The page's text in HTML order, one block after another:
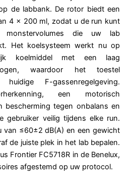
de labbank. De rotor biedt een
4 x 200 ml, zodat u de run kunt
die uw lab
Het koelsysteem werkt nu op
koelmiddel met een laag
waardoor het toestel
F-gassenregelgeving.
een motorisch
bescherming tegen onbalans en
gebruiker veilig tijdens elke run.
van ≤60±2 dB(A) en een gewicht
de juiste plek in het lab bepalen.
Frontier FC5718R in de Benelux,
afgestemd op uw protocol.